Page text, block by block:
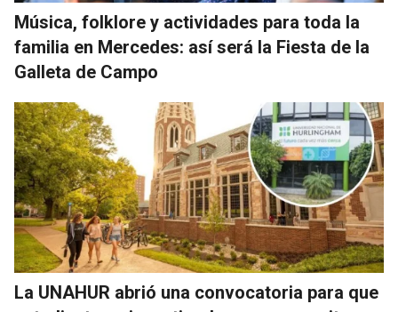
Música, folklore y actividades para toda la
familia en Mercedes: así será la Fiesta de la
Galleta de Campo
La UNAHUR abrió una convocatoria para que